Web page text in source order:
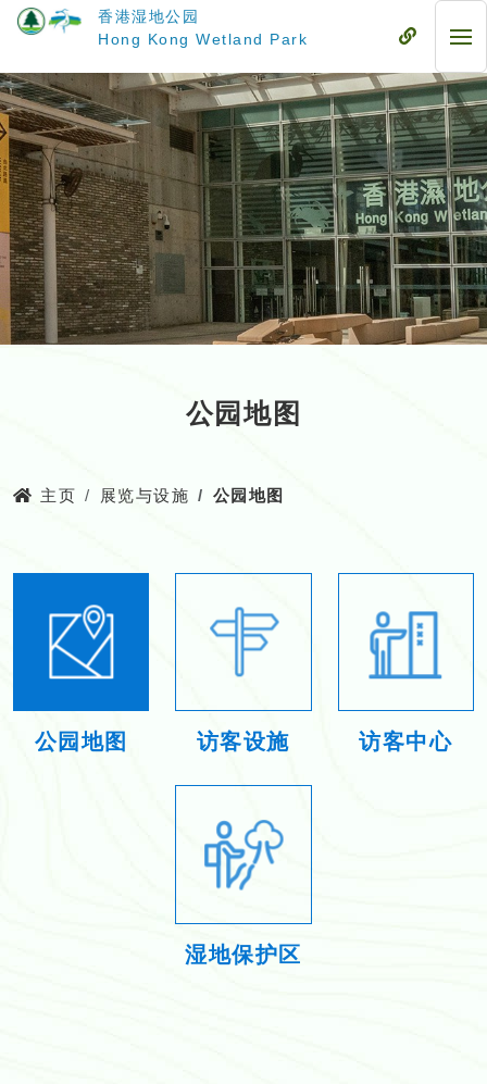
要
内
容
香港湿地公园
Hong Kong Wetland Park
流
式
目
录
流
动
式
目
录
公园地图
主页 展览与设施 公园地图
公园地图 访客设施 访客中心
湿地保护区